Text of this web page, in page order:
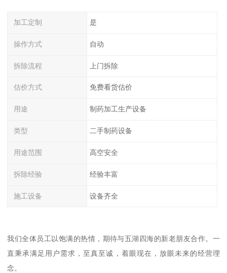
加工定制 是
操作方式 自动
拆除流程 上门拆除
估价方式 免费看货估价
用途 制药加工生产设备
类型 二手制药设备
用途范围 高空安全
拆除经验 经验丰富
施工设备 设备齐全
我们全体员工以饱满的热情，期待与五湖四海的新老朋友合作。一
直秉承满足用户需求，至真至诚，着眼现在，放眼未来的经营理
念。